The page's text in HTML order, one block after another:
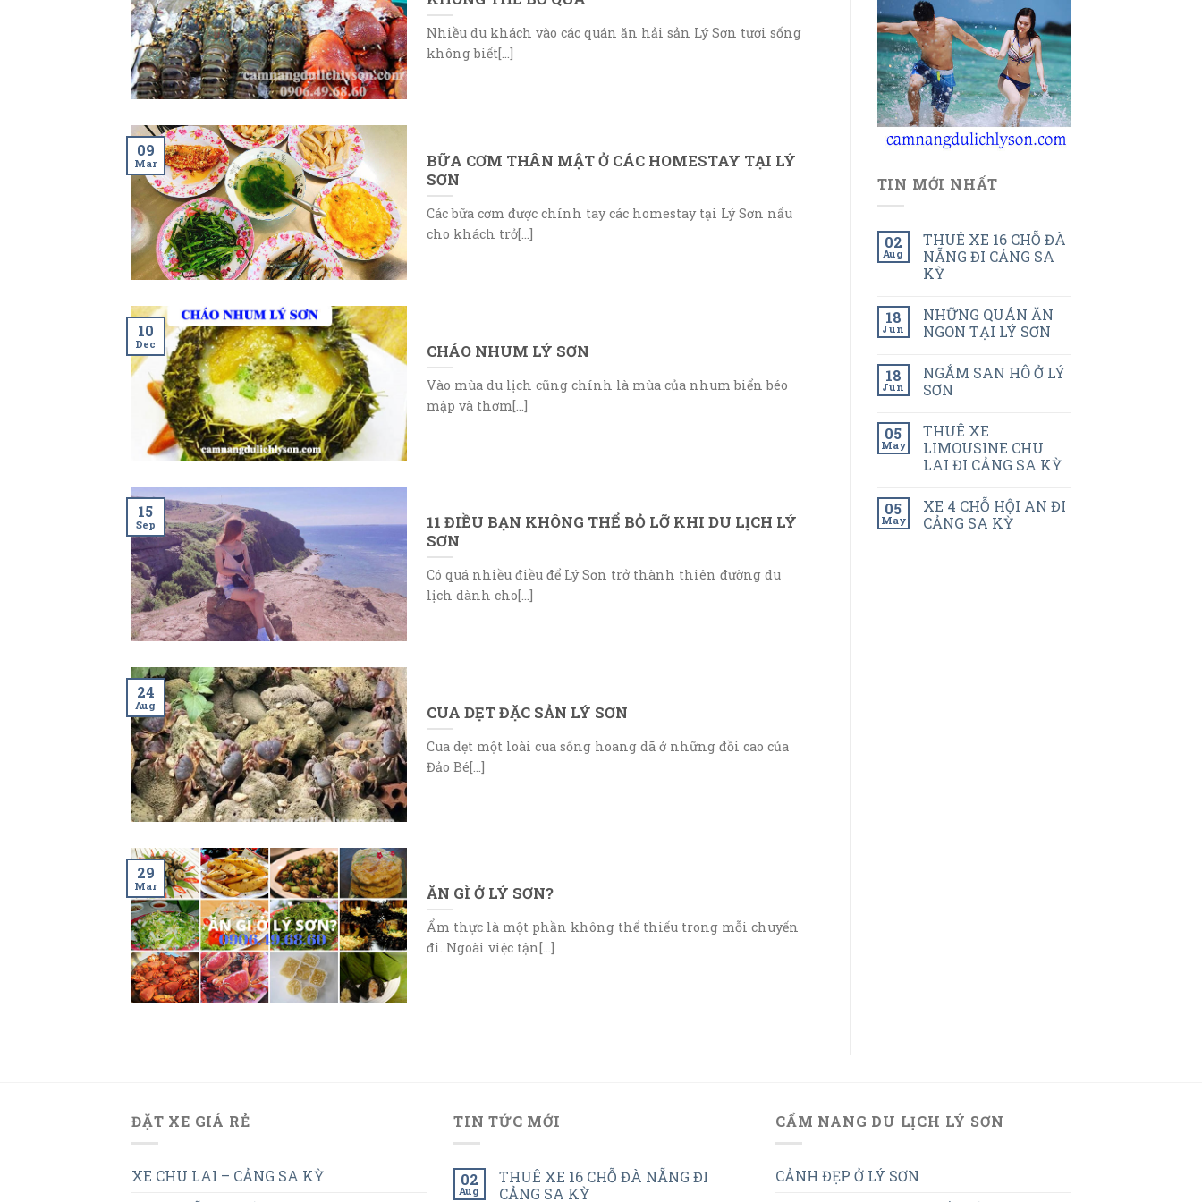
Nhiều du khách vào các quán ăn hải sản Lý Sơn tươi sống
không biết[...]
BỮA CƠM THÂN MẬT Ở CÁC HOMESTAY TẠI LÝ
SƠN
Các bữa cơm được chính tay các homestay tại Lý Sơn nấu
cho khách trở[...]
09
Mar
CHÁO NHUM LÝ SƠN
Vào mùa du lịch cũng chính là mùa của nhum biển béo
mập và thơm[...]
10
Dec
11 ĐIỀU BẠN KHÔNG THỂ BỎ LỠ KHI DU LỊCH LÝ
SƠN
Có quá nhiều điều để Lý Sơn trở thành thiên đường du
lịch dành cho[...]
15
Sep
CUA DẸT ĐẶC SẢN LÝ SƠN
Cua dẹt một loài cua sống hoang dã ở những đồi cao của
Đảo Bé[...]
24
Aug
ĂN GÌ Ở LÝ SƠN?
Ẩm thực là một phần không thể thiếu trong mỗi chuyến
đi. Ngoài việc tận[...]
29
Mar
TIN MỚI NHẤT
02
Aug
THUÊ XE 16 CHỖ ĐÀ
NẴNG ĐI CẢNG SA
KỲ
18
Jun
NHỮNG QUÁN ĂN
NGON TẠI LÝ SƠN
18
Jun
NGẮM SAN HÔ Ở LÝ
SƠN
05
May
THUÊ XE
LIMOUSINE CHU
LAI ĐI CẢNG SA KỲ
05
May
XE 4 CHỖ HỘI AN ĐI
CẢNG SA KỲ
ĐẶT XE GIÁ RẺ
XE CHU LAI – CẢNG SA KỲ
TIN TỨC MỚI
02
Aug
THUÊ XE 16 CHỖ ĐÀ NẴNG ĐI
CẢNG SA KỲ
CẨM NANG DU LỊCH LÝ SƠN
CẢNH ĐẸP Ở LÝ SƠN